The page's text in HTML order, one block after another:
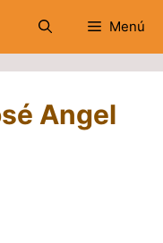
Menú
Angel